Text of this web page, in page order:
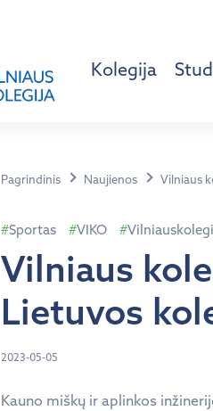
Kolegija
Pagrindinis Naujienos Vilniaus
Sportas VIKO
Vilniaus
Lietuvos
2023-05-05
Kauno miškų ir aplinkos